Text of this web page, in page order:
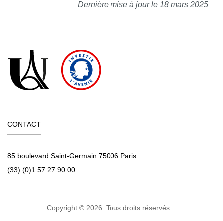
Dernière mise à jour le 18 mars 2025
CONTACT
85 boulevard Saint-Germain 75006 Paris
(33) (0)1 57 27 90 00
Copyright © 2026. Tous droits réservés.